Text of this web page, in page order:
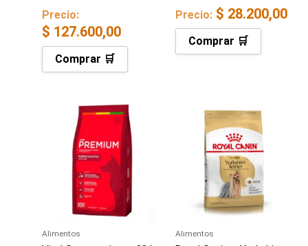
Precio:
$ 127.600,00
Comprar 🛒
Precio: $ 28.200,00
Comprar 🛒
Alimentos Alimentos